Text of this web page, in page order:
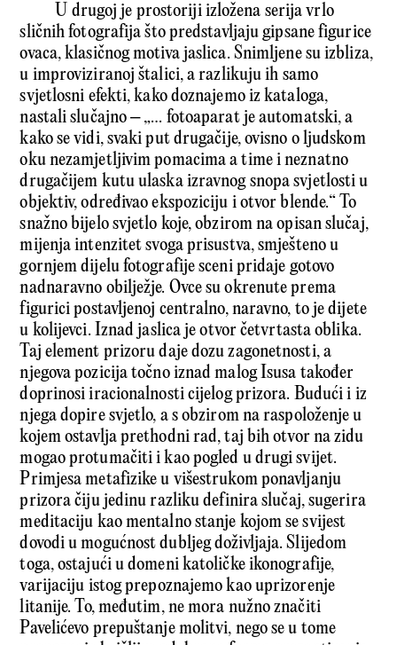
U drugoj je prostoriji izložena serija vrlo
sličnih fotografija što predstavljaju gipsane figurice
ovaca, klasičnog motiva jaslica. Snimljene su izbliza,
u improviziranoj štalici, a razlikuju ih samo
svjetlosni efekti, kako doznajemo iz kataloga,
nastali slučajno – „… fotoaparat je automatski, a
kako se vidi, svaki put drugačije, ovisno o ljudskom
oku nezamjetljivim pomacima a time i neznatno
drugačijem kutu ulaska izravnog snopa svjetlosti u
objektiv, određivao ekspoziciju i otvor blende.“ To
snažno bijelo svjetlo koje, obzirom na opisan slučaj,
mijenja intenzitet svoga prisustva, smješteno u
gornjem dijelu fotografije sceni pridaje gotovo
nadnaravno obilježje. Ovce su okrenute prema
figurici postavljenoj centralno, naravno, to je dijete
u kolijevci. Iznad jaslica je otvor četvrtasta oblika.
Taj element prizoru daje dozu zagonetnosti, a
njegova pozicija točno iznad malog Isusa također
doprinosi iracionalnosti cijelog prizora. Budući i iz
njega dopire svjetlo, a s obzirom na raspoloženje u
kojem ostavlja prethodni rad, taj bih otvor na zidu
mogao protumačiti i kao pogled u drugi svijet.
Primjesa metafizike u višestrukom ponavljanju
prizora čiju jedinu razliku definira slučaj, sugerira
meditaciju kao mentalno stanje kojom se svijest
dovodi u mogućnost dubljeg doživljaja. Slijedom
toga, ostajući u domeni katoličke ikonografije,
varijaciju istog prepoznajemo kao uprizorenje
litanije. To, međutim, ne mora nužno značiti
Pavelićevo prepuštanje molitvi, nego se u tome